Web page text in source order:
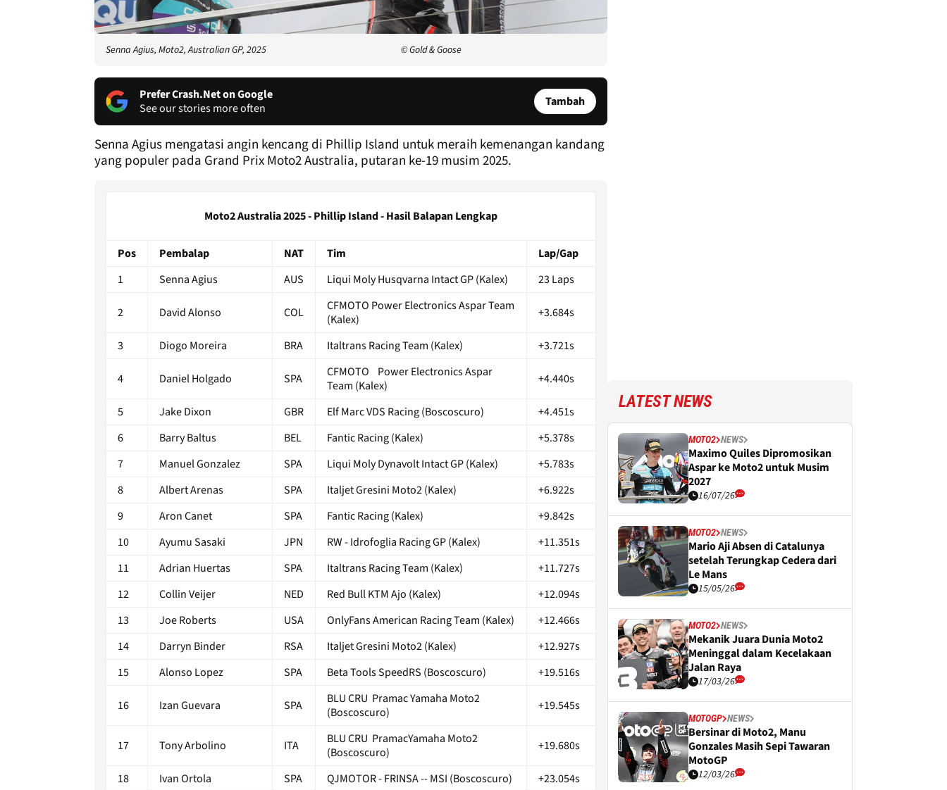
Senna Agius, Moto2, Australian GP, 2025 © Gold & Goose
Prefer Crash.Net on Google
See our stories more often
Tambah
Senna Agius mengatasi angin kencang di Phillip Island untuk meraih kemenangan kandang
yang populer pada Grand Prix Moto2 Australia, putaran ke-19 musim 2025.
Moto2 Australia 2025 - Phillip Island - Hasil Balapan Lengkap
Pos Pembalap NAT Tim
Lap/Gap
1
Senna Agius AUS Liqui Moly Husqvarna Intact GP (Kalex) 23 Laps
2 David Alonso COL
CFMOTO Power Electronics Aspar Team
(Kalex)
+3.684s
3 Diogo Moreira BRA Italtrans Racing Team (Kalex) +3.721s
4 Daniel Holgado SPA
CFMOTO Power Electronics Aspar
Team (Kalex)
+4.440s
5 Jake Dixon GBR Elf Marc VDS Racing (Boscoscuro)
+4.451s
6
Barry Baltus BEL Fantic Racing (Kalex)
+5.378s
7
Manuel Gonzalez SPA Liqui Moly Dynavolt Intact GP (Kalex)
+5.783s
8
Albert Arenas SPA Italjet Gresini Moto2 (Kalex)
+6.922s
9
Aron Canet SPA Fantic Racing (Kalex)
+9.842s
10
Ayumu Sasaki JPN RW - Idrofoglia Racing GP (Kalex)
+11.351s
11
Adrian Huertas SPA Italtrans Racing Team (Kalex)
+11.727s
12
Collin Veijer NED Red Bull KTM Ajo (Kalex)
+12.094s
13
Joe Roberts USA OnlyFans American Racing Team (Kalex)
+12.466s
14
Darryn Binder RSA Italjet Gresini Moto2 (Kalex)
+12.927s
15
Alonso Lopez SPA Beta Tools SpeedRS (Boscoscuro) +19.516s
16 Izan Guevara SPA
BLU CRU Pramac Yamaha Moto2
(Boscoscuro)
+19.545s
17 Tony Arbolino ITA
BLU CRU PramacYamaha Moto2
(Boscoscuro)
+19.680s
18 Ivan Ortola SPA QJMOTOR - FRINSA -- MSI (Boscoscuro)
+23.054s
LATEST NEWS
MOTO2 NEWS
Maximo Quiles Dipromosikan
Aspar ke Moto2 untuk Musim
2027
16/07/26
MOTO2 NEWS
Mario Aji Absen di Catalunya
setelah Terungkap Cedera dari
Le Mans
15/05/26
MOTO2 NEWS
Mekanik Juara Dunia Moto2
Meninggal dalam Kecelakaan
Jalan Raya
17/03/26
MOTOGP NEWS
Bersinar di Moto2, Manu
Gonzales Masih Sepi Tawaran
MotoGP
12/03/26